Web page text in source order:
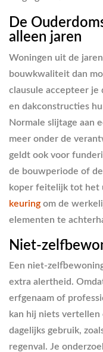
De
alleen jaren
Woningen uit de jaren
bouwkwaliteit dan
clausule accepteer je
en dakconstructies
Normale slijtage aan
meer onder de
geldt ook voor
de bouwperiode of
koper feitelijk tot het
keuring om de
elementen te
Niet-
Een niet-
extra alertheid.
erfgenaam of
kan hij niets
dagelijks gebruik,
regenval. Je